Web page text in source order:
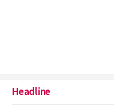
Headline